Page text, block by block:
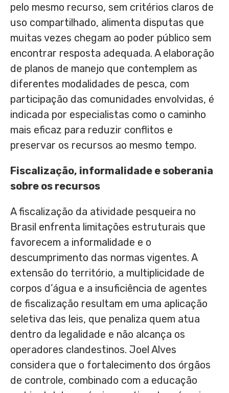
pelo mesmo recurso, sem critérios claros de
uso compartilhado, alimenta disputas que
muitas vezes chegam ao poder público sem
encontrar resposta adequada. A elaboração
de planos de manejo que contemplem as
diferentes modalidades de pesca, com
participação das comunidades envolvidas, é
indicada por especialistas como o caminho
mais eficaz para reduzir conflitos e
preservar os recursos ao mesmo tempo.
Fiscalização, informalidade e soberania
sobre os recursos
A fiscalização da atividade pesqueira no
Brasil enfrenta limitações estruturais que
favorecem a informalidade e o
descumprimento das normas vigentes. A
extensão do território, a multiplicidade de
corpos d’água e a insuficiência de agentes
de fiscalização resultam em uma aplicação
seletiva das leis, que penaliza quem atua
dentro da legalidade e não alcança os
operadores clandestinos. Joel Alves
considera que o fortalecimento dos órgãos
de controle, combinado com a educação